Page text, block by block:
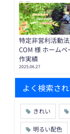
特定非営利活動
COM 様 ホームペ
作実績
2025.06.27
よく検索さ
きれい
明るい配色